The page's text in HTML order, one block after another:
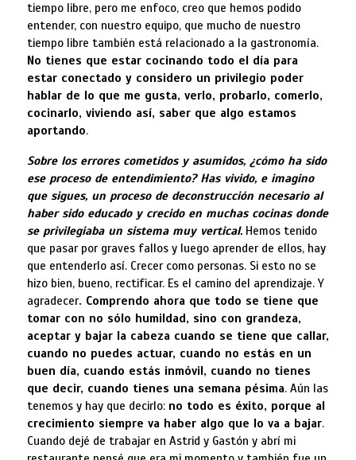
tiempo libre, pero me enfoco, creo que hemos podido
entender, con nuestro equipo, que mucho de nuestro
tiempo libre también está relacionado a la gastronomía.
No tienes que estar cocinando todo el día para
estar conectado y considero un privilegio poder
hablar de lo que me gusta, verlo, probarlo, comerlo,
cocinarlo, viviendo así, saber que algo estamos
aportando.
Sobre los errores cometidos y asumidos, ¿cómo ha sido
ese proceso de entendimiento? Has vivido, e imagino
que sigues, un proceso de deconstrucción necesario al
haber sido educado y crecido en muchas cocinas donde
se privilegiaba un sistema muy vertical.Hemos tenido
que pasar por graves fallos y luego aprender de ellos, hay
que entenderlo así. Crecer como personas. Si esto no se
hizo bien, bueno, rectificar. Es el camino del aprendizaje. Y
agradecer. Comprendo ahora que todo se tiene que
tomar con no sólo humildad, sino con grandeza,
aceptar y bajar la cabeza cuando se tiene que callar,
cuando no puedes actuar, cuando no estás en un
buen día, cuando estás inmóvil, cuando no tienes
que decir, cuando tienes una semana pésima. Aún las
tenemos y hay que decirlo: no todo es éxito, porque al
crecimiento siempre va haber algo que lo va a bajar.
Cuando dejé de trabajar en Astrid y Gastón y abrí mi